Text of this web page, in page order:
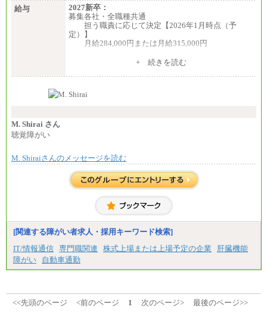
給与
2027新卒：
募集各社・全職種共通
担う職責に応じて決定【2026年1月時点（予
定）】
月給284,000円または月給315,000円
※入社後早期から、自律的な業務遂行が求めら
す。
い職責を担う方については、さらに高い金額を個別
※上記に加え、所定労働時間外に勤務をした場
※試用期間中も給与に変更はございません。
＜募集各社・全職種共通＞
月給21万円以上～
※試用期間中の給与に変更はありません。
ます。
+ 続きを読む
M. Shirai さん
聴覚障がい
M. Shiraiさんのメッセージを読む
[関連する障がい者求人・採用キーワード検索]
IT/情報通信 専門職関連 株式上場または上場予定の企業
肝臓機能
障がい
自動車通勤
<<先頭のページ <前のページ 1 次のページ> 最後のページ>>